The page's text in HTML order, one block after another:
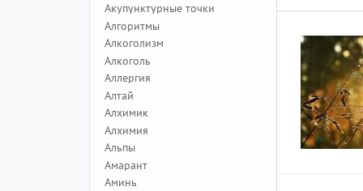
Акупунктурные точки
Алгоритмы
Алкоголизм
Алкоголь
Аллергия
Алтай
Алхимик
Алхимия
Альпы
Амарант
Аминь